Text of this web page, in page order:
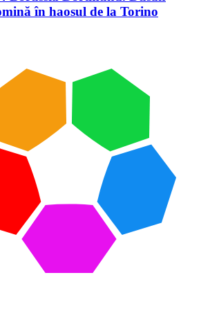
în haosul de la Torino